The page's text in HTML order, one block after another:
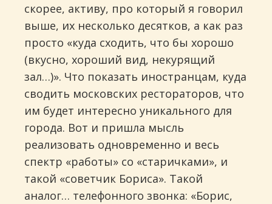
скорее, активу, про который я говорил
выше, их несколько десятков, а как раз
просто «куда сходить, что бы хорошо
(вкусно, хороший вид, некурящий
зал…)». Что показать иностранцам, куда
сводить московских рестораторов, что
им будет интересно уникального для
города. Вот и пришла мысль
реализовать одновременно и весь
спектр «работы» со «старичками», и
такой «советчик Бориса». Такой
аналог… телефонного звонка: «Борис,